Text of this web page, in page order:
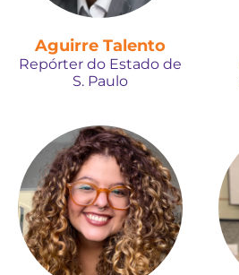
Aguirre Talento
Repórter do Estado de
S. Paulo